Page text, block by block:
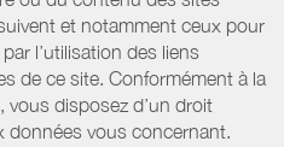
et notamment ceux pour
l’utilisation des liens
de ce site. Conformément à la
vous disposez d’un droit
données vous concernant.